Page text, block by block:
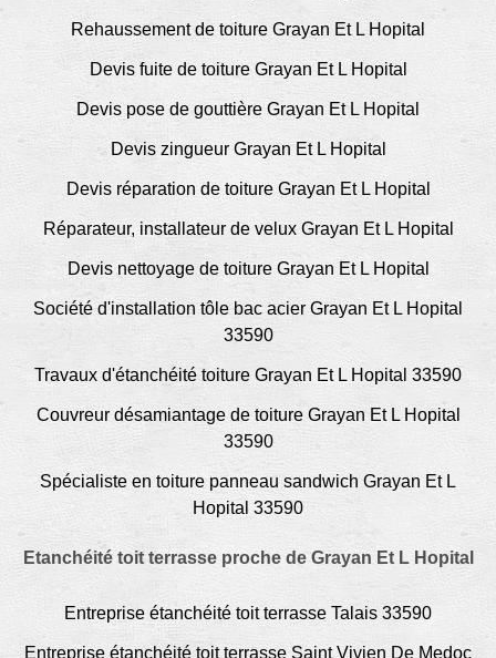
Rehaussement de toiture Grayan Et L Hopital
Devis fuite de toiture Grayan Et L Hopital
Devis pose de gouttière Grayan Et L Hopital
Devis zingueur Grayan Et L Hopital
Devis réparation de toiture Grayan Et L Hopital
Réparateur, installateur de velux Grayan Et L Hopital
Devis nettoyage de toiture Grayan Et L Hopital
Société d'installation tôle bac acier Grayan Et L Hopital
33590
Travaux d'étanchéité toiture Grayan Et L Hopital 33590
Couvreur désamiantage de toiture Grayan Et L Hopital
33590
Spécialiste en toiture panneau sandwich Grayan Et L
Hopital 33590
Etanchéité toit terrasse proche de Grayan Et L Hopital
Entreprise étanchéité toit terrasse Talais 33590
Entreprise étanchéité toit terrasse Saint Vivien De Medoc